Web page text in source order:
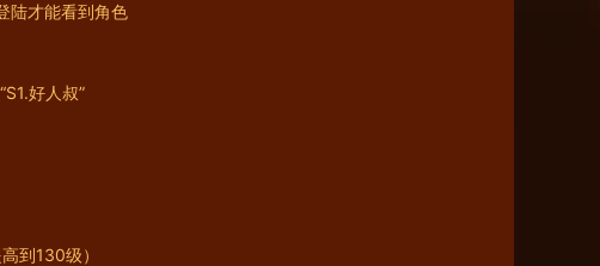
陆才能看到角色
好人叔”
到130级）